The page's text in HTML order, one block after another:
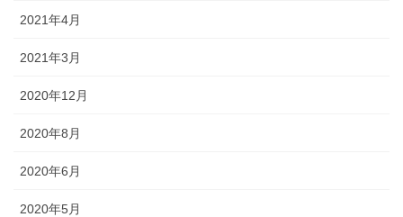
2021年4月
2021年3月
2020年12月
2020年8月
2020年6月
2020年5月